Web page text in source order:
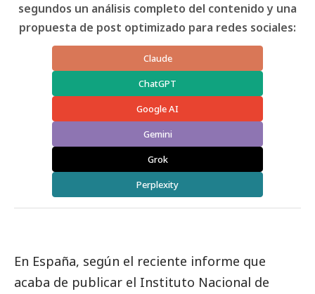
segundos un análisis completo del contenido y una
propuesta de post optimizado para redes sociales:
Claude
ChatGPT
Google AI
Gemini
Grok
Perplexity
En España, según el reciente informe que
acaba de publicar el Instituto Nacional de